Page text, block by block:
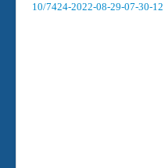
10/7424-2022-08-29-07-30-12